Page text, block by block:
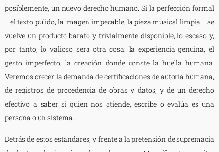
posiblemente, un nuevo derecho humano. Si la perfección formal
—el texto pulido, la imagen impecable, la pieza musical limpia— se
vuelve un producto barato y trivialmente disponible, lo escaso y,
por tanto, lo valioso será otra cosa: la experiencia genuina, el
gesto imperfecto, la creación donde conste la huella humana.
Veremos crecer la demanda de certificaciones de autoría humana,
de registros de procedencia de obras y datos, y de un derecho
efectivo a saber si quien nos atiende, escribe o evalúa es una
persona o un sistema.
Detrás de estos estándares, y frente a la pretensión de supremacía